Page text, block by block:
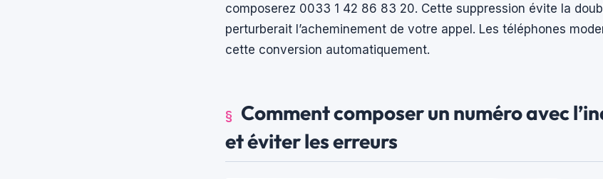
composerez 0033 1 42 86 83 20. Cette suppression évite la
perturberait l’acheminement de votre appel. Les téléphones
cette conversion automatiquement.
Comment composer un numéro avec
et éviter les erreurs